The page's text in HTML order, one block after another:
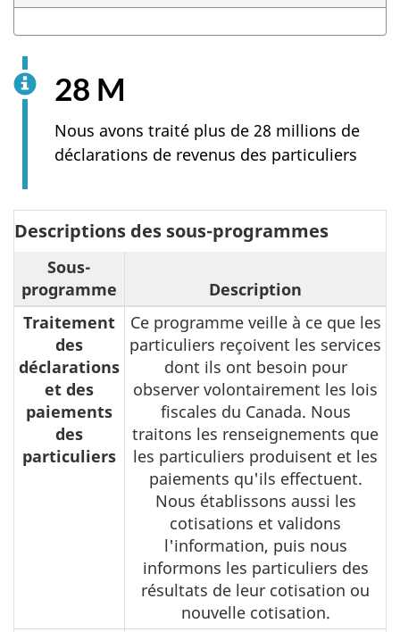
28 M
Nous avons traité plus de 28 millions de
déclarations de revenus des particuliers
Descriptions des sous-programmes
Sous-
programme
Description
Traitement
des
déclarations
et des
paiements
des
particuliers
Ce programme veille à ce que les
particuliers reçoivent les services
dont ils ont besoin pour
observer volontairement les lois
fiscales du Canada. Nous
traitons les renseignements que
les particuliers produisent et les
paiements qu'ils effectuent.
Nous établissons aussi les
cotisations et validons
l'information, puis nous
informons les particuliers des
résultats de leur cotisation ou
nouvelle cotisation.